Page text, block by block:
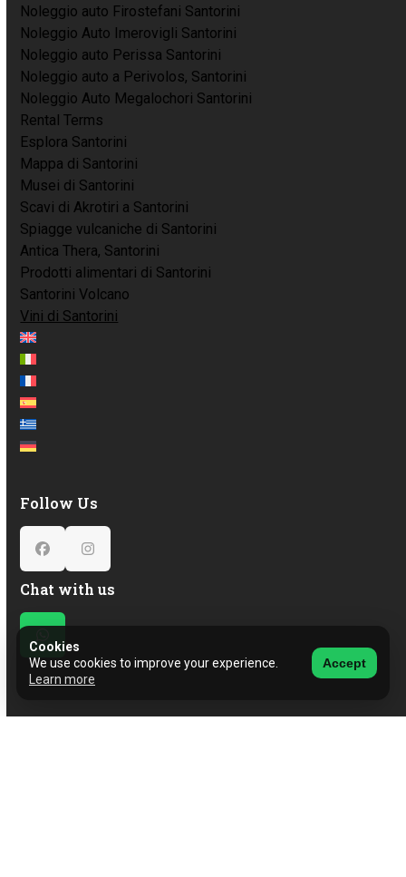
Noleggio auto Firostefani Santorini
Noleggio Auto Imerovigli Santorini
Noleggio auto Perissa Santorini
Noleggio auto a Perivolos, Santorini
Noleggio Auto Megalochori Santorini
Rental Terms
Esplora Santorini
Mappa di Santorini
Musei di Santorini
Scavi di Akrotiri a Santorini
Spiagge vulcaniche di Santorini
Antica Thera, Santorini
Prodotti alimentari di Santorini
Santorini Volcano
Vini di Santorini
Follow Us
FacebookInstagram
Chat with us
Whatsapp
Cookies
We use cookies to improve your experience.
Learn more
Accept